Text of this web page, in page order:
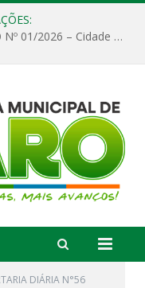
EDITAL DE CHAMAMENTO PÚBLICO Nº 01/2026 – Cidade de Faro
DIÁRIA N°56